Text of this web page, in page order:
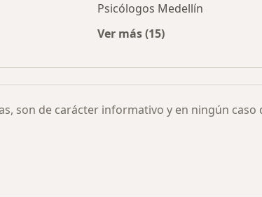
Psicólogos Medellín
Ver más (15)
son de carácter informativo y en ningún caso